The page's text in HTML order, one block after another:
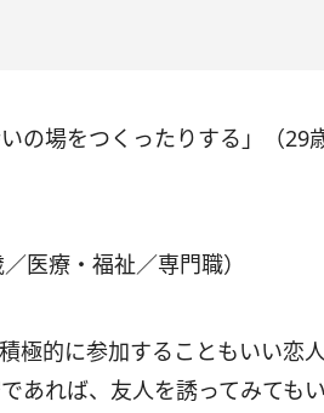
の場をつくったりする」（29
医療・福祉／専門職）
極的に参加することもいい恋
あれば、友人を誘ってみても